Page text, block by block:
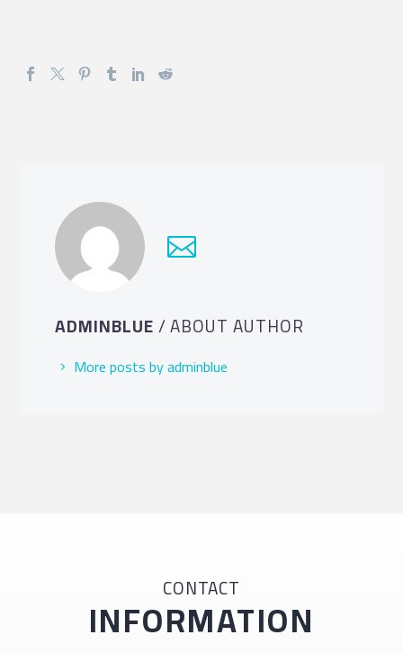
ADMINBLUE/ ABOUT AUTHOR
More posts by adminblue
CONTACT
INFORMATION